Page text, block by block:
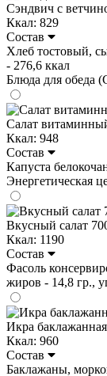
Сэндвич с
Ккал: 829
Состав
Хлеб тостовый,
- 276,6 ккал
Блюда для обеда
Салат
Ккал: 948
Состав
Капуста
Энергетическая
Вкусный салат
Ккал: 1190
Состав
Фасоль
жиров - 14,8 гр.,
Икра
Ккал: 960
Состав
Баклажаны,